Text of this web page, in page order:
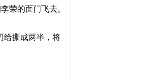
的面门飞去。
撕成两半，将